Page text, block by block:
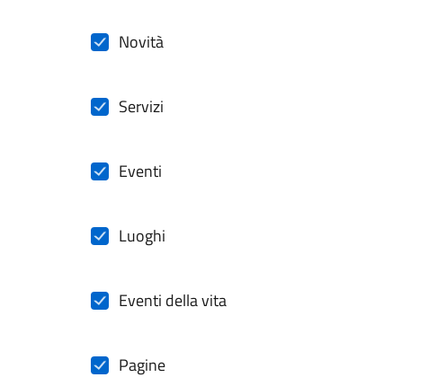
Novità
Servizi
Eventi
Luoghi
Eventi della vita
Pagine